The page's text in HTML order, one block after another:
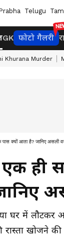
Telugu
GK फोटो गैलरी
Khurana Murder
पास क्यों आता है? जानिए असली
ही
घर में लौटकर
रास्ता खोजने